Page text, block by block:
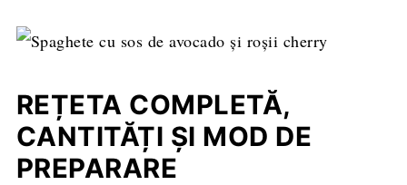
REȚETA COMPLETĂ,
CANTITĂȚI ȘI MOD DE
PREPARARE